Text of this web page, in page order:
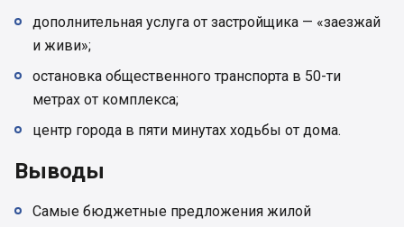
дополнительная услуга от застройщика — «заезжай
и живи»;
остановка общественного транспорта в 50-ти
метрах от комплекса;
центр города в пяти минутах ходьбы от дома.
Выводы
Самые бюджетные предложения жилой